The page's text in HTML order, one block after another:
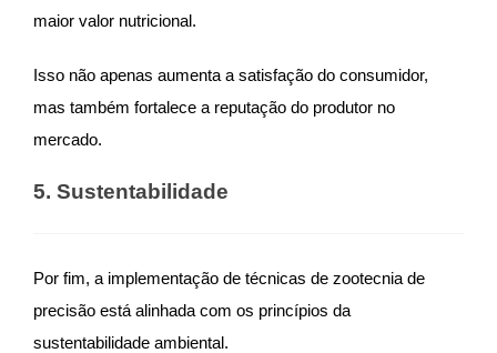
maior valor nutricional.
Isso não apenas aumenta a satisfação do consumidor,
mas também fortalece a reputação do produtor no
mercado.
5. Sustentabilidade
Por fim, a implementação de técnicas de zootecnia de
precisão está alinhada com os princípios da
sustentabilidade ambiental.